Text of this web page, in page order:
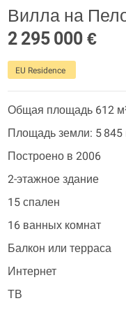
Вилла на
2 295 000 €
EU Residence
Общая площадь 612
Площадь земли: 5 845
Построено в 2006
2-этажное здание
15 спален
16 ванных комнат
Балкон или терраса
Интернет
ТВ